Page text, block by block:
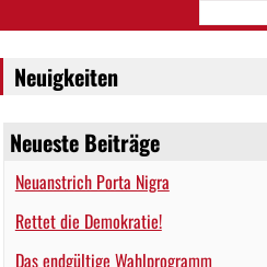
Neuigkeiten
Neueste Beiträge
Neuanstrich Porta Nigra
Rettet die Demokratie!
Das endgültige Wahlprogramm